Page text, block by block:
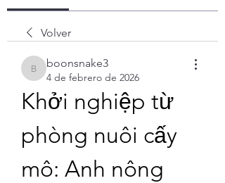
Volver
boonsnake3
boonsnake3
4 de febrero de 2026
Khởi nghiệp từ
phòng nuôi cấy
mô: Anh nông